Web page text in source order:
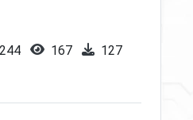
ovqat mahsulotlari
erishish istiqbollari
yo‘nalishlarini
167 127